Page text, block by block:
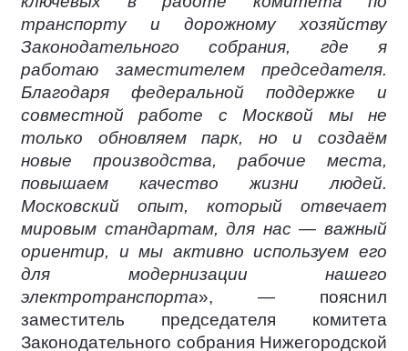
транспорту и дорожному хозяйству
Законодательного собрания, где я
работаю заместителем председателя.
Благодаря федеральной поддержке и
совместной работе с Москвой мы не
только обновляем парк, но и создаём
новые производства, рабочие места,
повышаем качество жизни людей.
Московский опыт, который отвечает
мировым стандартам, для нас — важный
ориентир, и мы активно используем его
для модернизации нашего
электротранспорта», — пояснил
заместитель председателя комитета
Законодательного собрания Нижегородской